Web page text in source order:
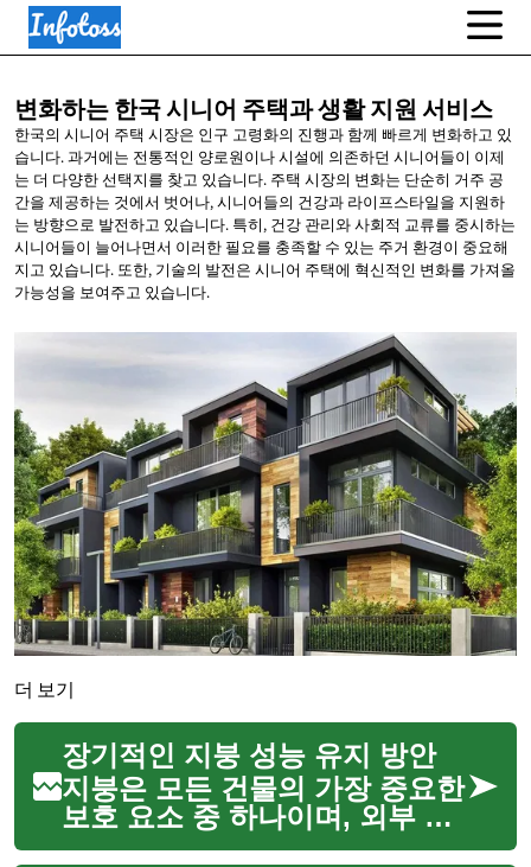
변화하는 한국 시니어 주택과 생활지원 서비스
한국의 시니어 주택 시장은 인구 고령화의 진행과 함께 빠르게 변화하고 있
습니다. 과거에는 전통적인 양로원이나 시설에 의존하던 시니어들이 이제
는 더 다양한 선택지를 찾고 있습니다. 주택 시장의 변화는 단순히 거주 공
간을 제공하는 것에서 벗어나, 시니어들의 건강과 라이프스타일을 지원하
는 방향으로 발전하고 있습니다. 특히, 건강 관리와 사회적 교류를 중시하는
시니어들이 늘어나면서 이러한 필요를 충족할 수 있는 주거 환경이 중요해
지고 있습니다. 또한, 기술의 발전은 시니어 주택에 혁신적인 변화를 가져올
가능성을 보여주고 있습니다.
더 보기
장기적인 지붕 성능 유지 방안
지붕은 모든 건물의 가장 중요한
보호 요소 중 하나이며, 외부 환
경으로부터 내부를 안전하게 지